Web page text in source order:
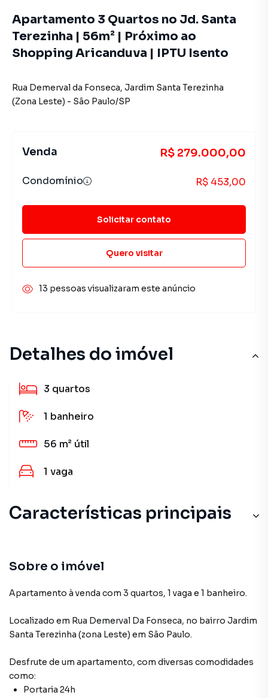
Detalhes do imóvel
3 quartos
1 banheiro
56 m² útil
1 vaga
Características principais
Sobre o imóvel
Apartamento à venda com 3 quartos, 1 vaga e 1 banheiro.
Localizado em Rua Demerval Da Fonseca, no bairro Jardim
Santa Terezinha (zona Leste) em São Paulo.
Desfrute de um apartamento, com diversas comodidades
como:
Portaria 24h
Apartamento 3 Quartos no Jd. Santa
Terezinha | 56m² | Próximo ao
Shopping Aricanduva | IPTU Isento
Rua Demerval da Fonseca, Jardim Santa Terezinha
(Zona Leste) - São Paulo/SP
Venda R$ 279.000,00
Condomínio R$ 453,00
Solicitar contato
Quero visitar
13 pessoas visualizaram este anúncio